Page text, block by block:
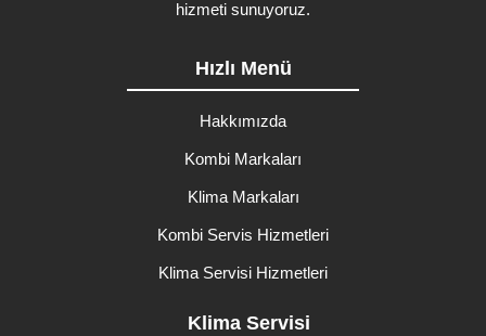
hizmeti sunuyoruz.
Hızlı Menü
Hakkımızda
Kombi Markaları
Klima Markaları
Kombi Servis Hizmetleri
Klima Servisi Hizmetleri
Klima Servisi